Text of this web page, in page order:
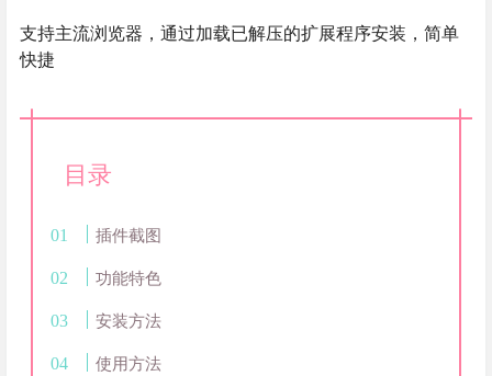
支持主流浏览器，通过加载已解压的扩展程序安装，简单
快捷
目录
插件截图
功能特色
安装方法
使用方法